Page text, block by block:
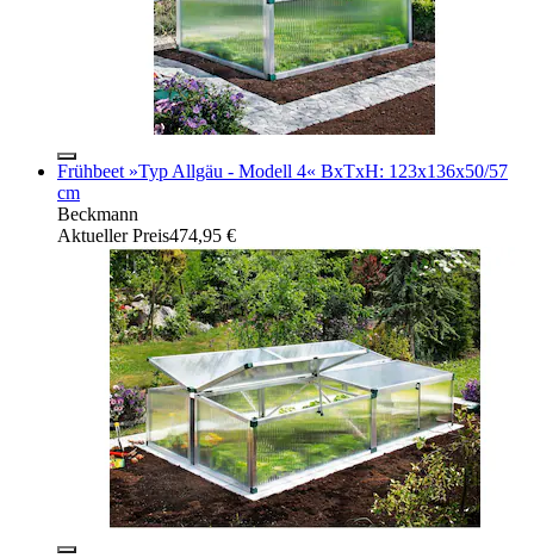
Frühbeet »Typ Allgäu - Modell 4« BxTxH: 123x136x50/57
cm
Beckmann
Aktueller Preis474,95 €